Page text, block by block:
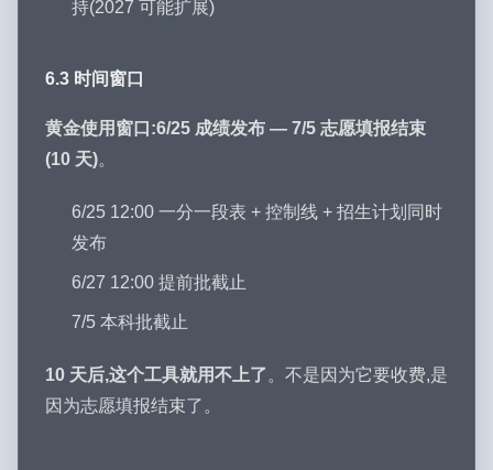
持(2027 可能扩展)
6.3 时间窗口
黄金使用窗口:6/25 成绩发布 — 7/5 志愿填报结束
(10 天)。
6/25 12:00 一分一段表 + 控制线 + 招生计划同时
发布
6/27 12:00 提前批截止
7/5 本科批截止
10 天后,这个工具就用不上了 。不是因为它要收费,是
因为志愿填报结束了。